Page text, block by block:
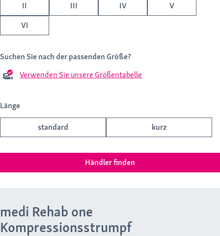
II III IV
V
VI
Suchen Sie nach der passenden Größe?
Verwenden Sie unsere Größentabelle
Länge
standard kurz
Händler finden
medi Rehab one
Kompressionsstrumpf